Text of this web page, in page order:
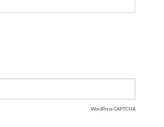
WordPress CAPTCHA